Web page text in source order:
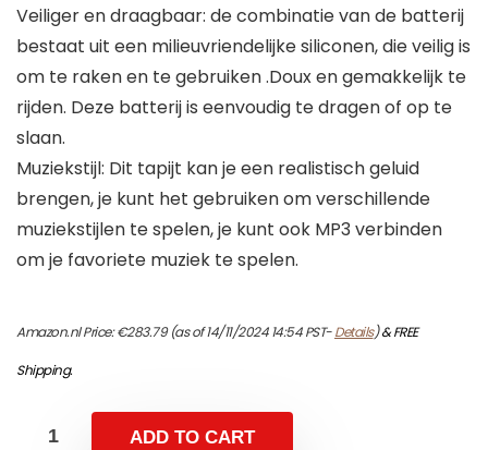
Veiliger en draagbaar: de combinatie van de batterij
bestaat uit een milieuvriendelijke siliconen, die veilig is
om te raken en te gebruiken .Doux en gemakkelijk te
rijden. Deze batterij is eenvoudig te dragen of op te
slaan.
Muziekstijl: Dit tapijt kan je een realistisch geluid
brengen, je kunt het gebruiken om verschillende
muziekstijlen te spelen, je kunt ook MP3 verbinden
om je favoriete muziek te spelen.
Amazon.nl Price:€283.79(as of 14/11/2024 14:54 PST-Details)&FREE
Shipping.
ADD TO CART